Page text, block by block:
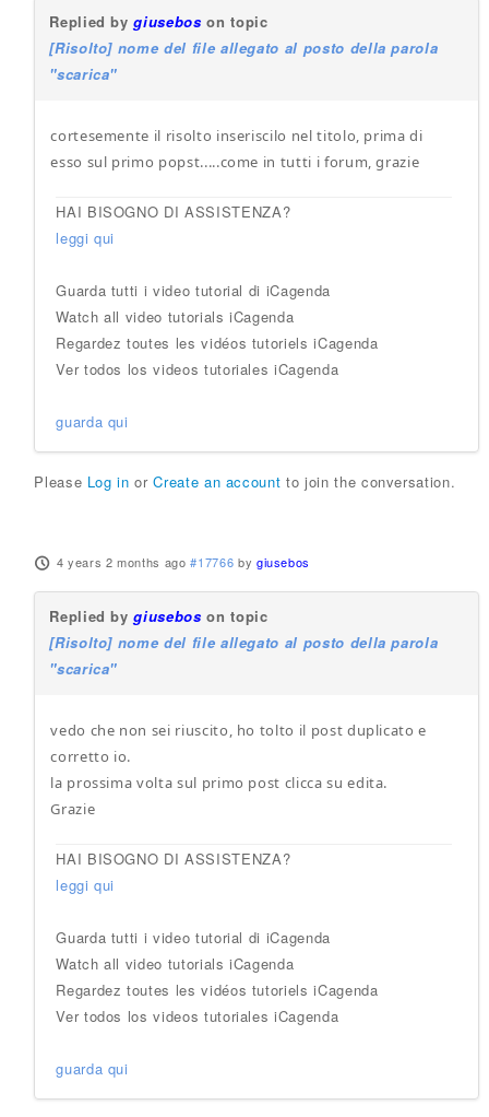
Replied bygiusebos on topic
[Risolto] nome del file allegato al posto della parola
"scarica"
cortesemente il risolto inseriscilo nel titolo, prima di
esso sul primo popst.....come in tutti i forum, grazie
HAI BISOGNO DI ASSISTENZA?
leggi qui
Guarda tutti i video tutorial di iCagenda
Watch all video tutorials iCagenda
Regardez toutes les vidéos tutoriels iCagenda
Ver todos los videos tutoriales iCagenda
guarda qui
Please Log in orCreate an account to join the conversation.
4 years 2 months ago #17766 by giusebos
Replied bygiusebos on topic
[Risolto] nome del file allegato al posto della parola
"scarica"
vedo che non sei riuscito, ho tolto il post duplicato e
corretto io.
la prossima volta sul primo post clicca su edita.
Grazie
HAI BISOGNO DI ASSISTENZA?
leggi qui
Guarda tutti i video tutorial di iCagenda
Watch all video tutorials iCagenda
Regardez toutes les vidéos tutoriels iCagenda
Ver todos los videos tutoriales iCagenda
guarda qui